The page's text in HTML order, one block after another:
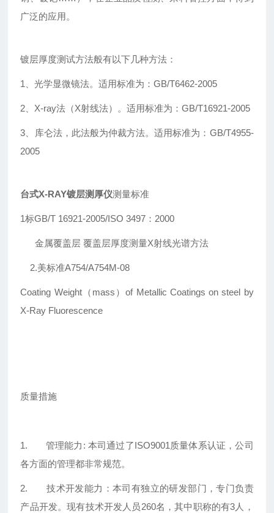
广泛的应用。
镀层厚度测试方法般有以下几种方法：
1、光学显微镜法。适用标准为：GB/T6462-2005
2、X-ray法（X射线法）。适用标准为：GB/T16921-2005
3、库仑法，此法般为仲裁方法。适用标准为：GB/T4955-
2005
台式X-RAY镀层测厚仪测量标准
1标GB/T 16921-2005/ISO 3497：2000
金属覆盖层 覆盖层厚度测量X射线光谱方法
2.美标准A754/A754M-08
Coating Weight（mass）of Metallic Coatings on steel by
X-Ray Fluorescence
质量措施
1. 管理能力: 本司通过了ISO9001质量体系认证，公司
各方面的管理都非常规范。
2. 技术开发能力：本司有独立的研发部门，专门负责
产品开发。现有技术开发人员260名，其中职称的有3人，